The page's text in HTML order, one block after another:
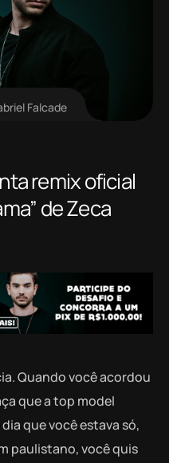
Falcade
remix oficial
de Zeca
Quando você acordou
que a top model
que você estava só,
paulistano, você quis